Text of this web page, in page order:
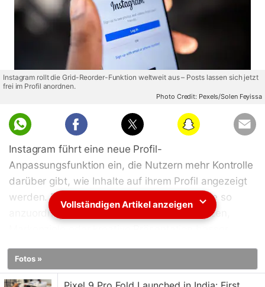
Instagram rollt die Grid-Reorder-Funktion weltweit aus – Posts lassen sich jetzt
frei im Profil anordnen.
Photo Credit: Pexels/Solen Feyissa
Instagram führt eine neue Profil-
Anpassungsfunktion ein, die Nutzern mehr Kontrolle
darüber gibt, wie Inhalte auf ihrem Profil angezeigt
werden. Das Update ermöglicht es, Beiträge so
anzuordnen, dass sie persönliche Präferenzen,
widerspiegeln. Die Änderung richtet sich an Creator,
Unternehmen und alltägliche Nutzer und ist Teil von
Instagrams umfassenderen Bestrebungen, die
Vollständigen Artikel anzeigen
Fotos »